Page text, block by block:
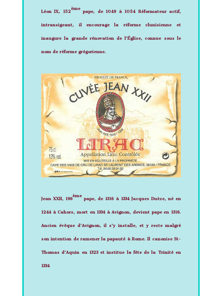
Léon IX, 152
ème
pape, de 1049 à 1054 Réformateur actif,
intransigeant, il encourage la réforme clunisienne et
inaugure la grande rénovation de l’Église, connue sous le
nom deréforme grégorienne.
Jean XXII, 196
ème
pape, de 1316 à 1334 Jacques Duèze, né en
1244 à Cahors, mort en 1334 à Avignon, devient pape en 1316.
Ancien évêque d’Avignon, il s’y installe, et y reste malgré
son intention de ramener la papauté à Rome. Il canoniseSt-
Thomas d’Aquin en 1323 et institue la fête de la Trinitéen
1334